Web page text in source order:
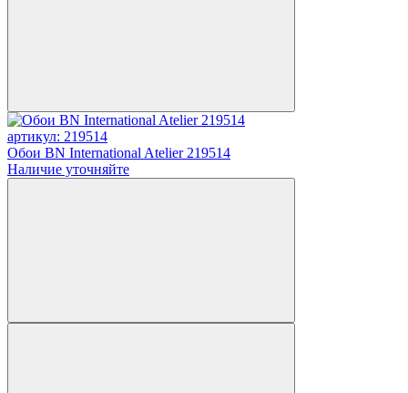
артикул: 219514
Обои BN International Atelier 219514
Наличие уточняйте